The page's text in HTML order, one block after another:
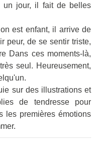
un jour, il fait de belles
est enfant, il arrive de
peur, de se sentir triste,
Dans ces moments-là,
seul. Heureusement,
sur des illustrations et
de tendresse pour
les premières émotions